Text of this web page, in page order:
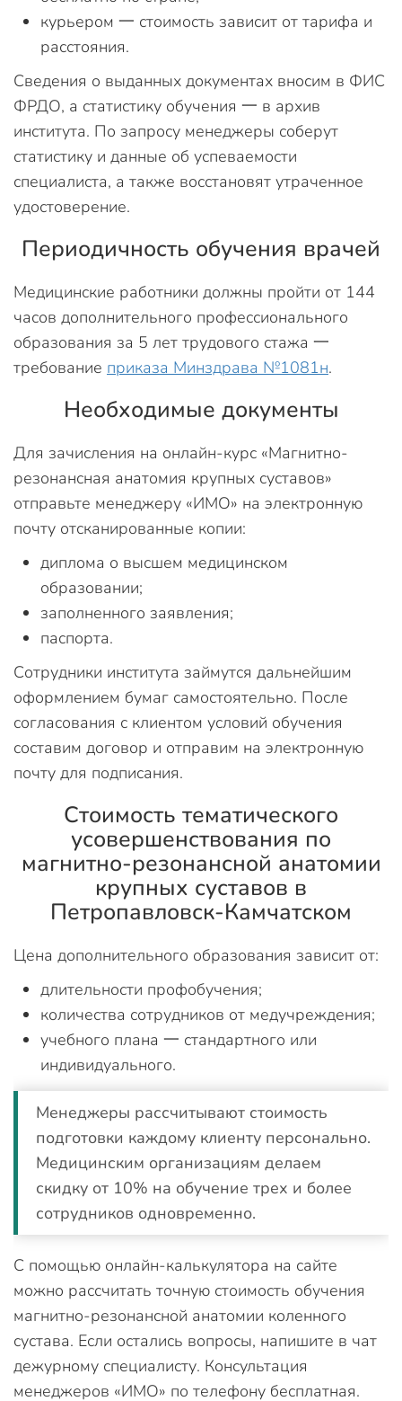
курьером 一 стоимость зависит от тарифа и
расстояния.
Сведения о выданных документах вносим в ФИС
ФРДО, а статистику обучения 一 в архив
института. По запросу менеджеры соберут
статистику и данные об успеваемости
специалиста, а также восстановят утраченное
удостоверение.
Периодичность обучения врачей
Медицинские работники должны пройти от 144
часов дополнительного профессионального
образования за 5 лет трудового стажа 一
требование приказа Минздрава №1081н.
Необходимые документы
Для зачисления на онлайн-курс «Магнитно-
резонансная анатомия крупных суставов»
отправьте менеджеру «ИМО» на электронную
почту отсканированные копии:
диплома о высшем медицинском
образовании;
заполненного заявления;
паспорта.
Сотрудники института займутся дальнейшим
оформлением бумаг самостоятельно. После
согласования с клиентом условий обучения
составим договор и отправим на электронную
почту для подписания.
Стоимость тематического
усовершенствования по
магнитно-резонансной анатомии
крупных суставов в
Петропавловск-Камчатском
Цена дополнительного образования зависит от:
длительности профобучения;
количества сотрудников от медучреждения;
учебного плана 一 стандартного или
индивидуального.
Менеджеры рассчитывают стоимость
подготовки каждому клиенту персонально.
Медицинским организациям делаем
скидку от 10% на обучение трех и более
сотрудников одновременно.
С помощью онлайн-калькулятора на сайте
можно рассчитать точную стоимость обучения
магнитно-резонансной анатомии коленного
сустава. Если остались вопросы, напишите в чат
дежурному специалисту. Консультация
менеджеров «ИМО» по телефону бесплатная.